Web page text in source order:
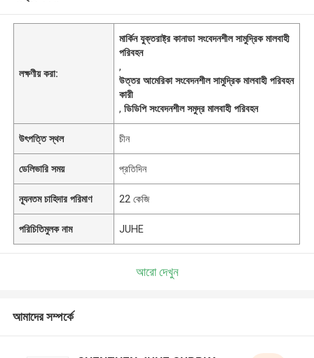
লক্ষণীয় করা:
মার্কিন যুক্তরাষ্ট্র কানাডা সংবেদনশীল সামুদ্রিক মালবাহী
পরিবহন
,
উত্তর আমেরিকা সংবেদনশীল সামুদ্রিক মালবাহী পরিবহন
কারী
,ডিডিপি সংবেদনশীল সমুদ্র মালবাহী পরিবহন
উৎপত্তি স্থল চীন
ডেলিভারি সময় প্রতিদিন
ন্যূনতম চাহিদার পরিমাণ 22 কেজি
পরিচিতিমুলক নাম JUHE
আরো দেখুন
আমাদের সম্পর্কে